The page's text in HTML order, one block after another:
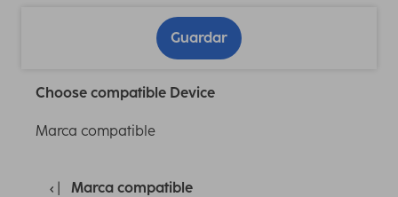
Guardar
Choose compatible Device
Marca compatible
Marca compatible